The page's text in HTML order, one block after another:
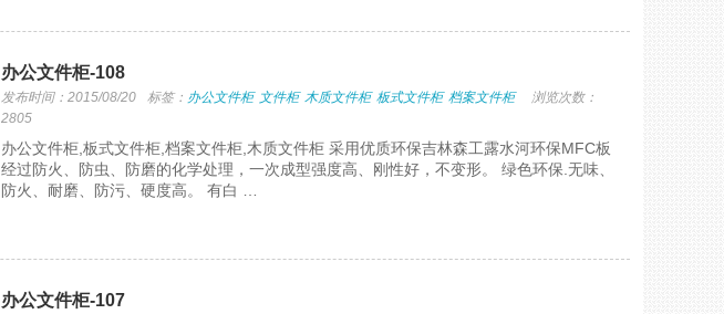
办公文件柜-108
发布时间：2015/08/20 标签： 办公文件柜 文件柜 木质文件柜 板式文件柜 档案文件柜
浏览次数：
2805
办公文件柜,板式文件柜,档案文件柜,木质文件柜 采用优质环保吉林森工露水河环保MFC板
经过防火、防虫、防磨的化学处理，一次成型强度高、刚性好，不变形。 绿色环保.无味、
防火、耐磨、防污、硬度高。 有白 …
办公文件柜-107